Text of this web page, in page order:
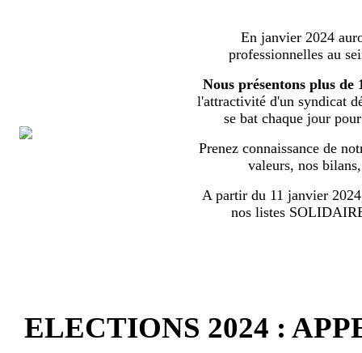
En janvier 2024
professionnelles au
Nous présentons plus de
l'attractivité d'un syndicat
se bat chaque jour
Prenez connaissance de
valeurs, nos
A partir du 11 janvier
nos listes
ELECTIONS 2024 :